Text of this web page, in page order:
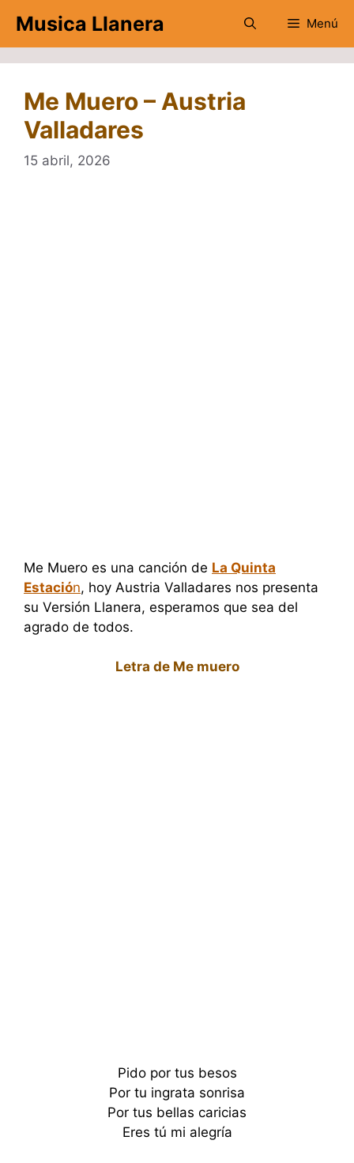
contenido
Musica Llanera Menú
Me Muero – Austria
Valladares
15 abril, 2026
Me Muero es una canción de La Quinta
Estación, hoy Austria Valladares nos presenta
su Versión Llanera, esperamos que sea del
agrado de todos.
Letra de Me muero
Pido por tus besos
Por tu ingrata sonrisa
Por tus bellas caricias
Eres tú mi alegría